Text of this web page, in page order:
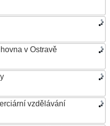
v Ostravě
vzdělávání